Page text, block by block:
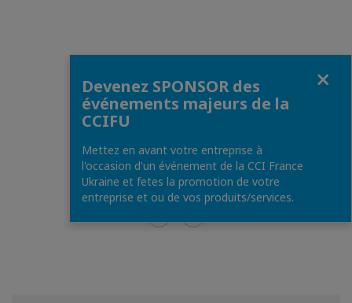
Devenez SPONSOR des
événements majeurs de la
CCIFU
Mettez en avant votre entreprise à
l'occasion d'un événement de la CCI France
Ukraine et fetes la promotion de votre
entreprise et ou de vos produits/services.